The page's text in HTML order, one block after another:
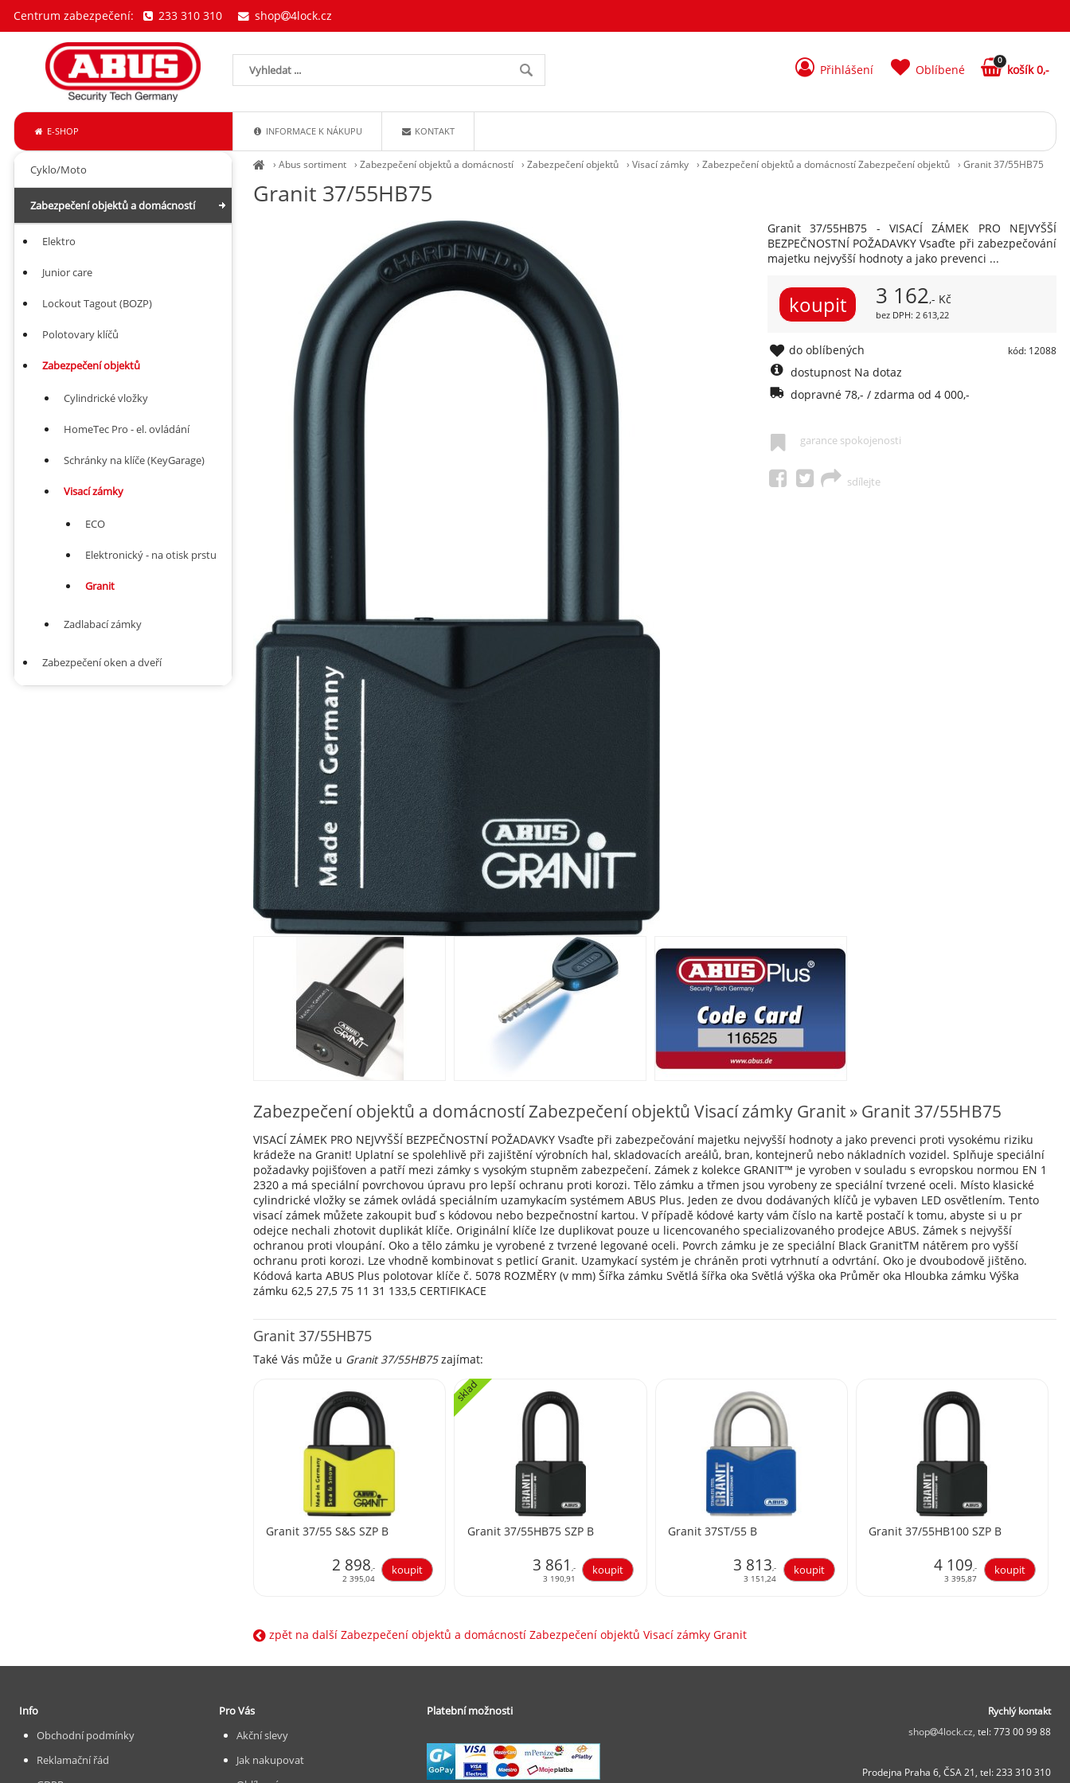
›Abus sortiment ›Zabezpečení objektů a domácností ›Zabezpečení objektů ›Visací zámky ›Zabezpečení objektů a domácností Zabezpečení objektů ›Granit 37/55HB75
Granit 37/55HB75
Granit 37/55HB75 - VISACÍ ZÁMEK PRO NEJVYŠŠÍ
BEZPEČNOSTNÍ POŽADAVKY Vsaďte při zabezpečování
majetku nejvyšší hodnoty a jako prevenci ...
3 162,- Kč
bez DPH: 2 613,22
kód: 12088
do oblíbených
dostupnost Na dotaz
dopravné 78,- / zdarma od 4 000,-
garance spokojenosti
sdílejte
Zabezpečení objektů a domácností Zabezpečení objektů Visací zámky Granit » Granit 37/55HB75
VISACÍ ZÁMEK PRO NEJVYŠŠÍ BEZPEČNOSTNÍ POŽADAVKY Vsaďte při zabezpečování majetku nejvyšší hodnoty a jako prevenci proti vysokému riziku
krádeže na Granit! Uplatní se spolehlivě při zajištění výrobních hal, skladovacích areálů, bran, kontejnerů nebo nákladních vozidel. Splňuje speciální
požadavky pojišťoven a patří mezi zámky s vysokým stupněm zabezpečení. Zámek z kolekce GRANIT™ je vyroben v souladu s evropskou normou EN 1
2320 a má speciální povrchovou úpravu pro lepší ochranu proti korozi. Tělo zámku a třmen jsou vyrobeny ze speciální tvrzené oceli. Místo klasické
cylindrické vložky se zámek ovládá speciálním uzamykacím systémem ABUS Plus. Jeden ze dvou dodávaných klíčů je vybaven LED osvětlením. Tento
visací zámek můžete zakoupit buď s kódovou nebo bezpečnostní kartou. V případě kódové karty vám číslo na kartě postačí k tomu, abyste si u pr
odejce nechali zhotovit duplikát klíče. Originální klíče lze duplikovat pouze u licencovaného specializovaného prodejce ABUS. Zámek s nejvyšší
ochranou proti vloupání. Oko a tělo zámku je vyrobené z tvrzené legované oceli. Povrch zámku je ze speciální Black GranitTM nátěrem pro vyšší
ochranu proti korozi. Lze vhodně kombinovat s petlicí Granit. Uzamykací systém je chráněn proti vytrhnutí a odvrtání. Oko je dvoubodově jištěno.
Kódová karta ABUS Plus polotovar klíče č. 5078 ROZMĚRY (v mm) Šířka zámku Světlá šířka oka Světlá výška oka Průměr oka Hloubka zámku Výška
zámku 62,5 27,5 75 11 31 133,5 CERTIFIKACE
Granit 37/55HB75
Také Vás může u Granit 37/55HB75zajímat:
Granit 37/55 S&S SZP B
2 898,-
2 395,04
Granit 37/55HB75 SZP B
sklad
3 861,-
3 190,91
Granit 37ST/55 B
3 813,-
3 151,24
Granit 37/55HB100 SZP B
4 109,-
3 395,87
zpět na další Zabezpečení objektů a domácností Zabezpečení objektů Visací zámky Granit
Cyklo/Moto
Zabezpečení objektů a domácností
Elektro
Junior care
Lockout Tagout (BOZP)
Polotovary klíčů
Zabezpečení objektů
Cylindrické vložky
HomeTec Pro - el. ovládání
Schránky na klíče (KeyGarage)
Visací zámky
ECO
Elektronický - na otisk prstu
Granit
Zadlabací zámky
Zabezpečení oken a dveří
E-SHOP INFORMACE K NÁKUPU KONTAKT
Přihlášení Oblíbené
0
košík 0,-
Centrum zabezpečení: 233 310 310 shop 4lock.cz
Rychlý kontakt
shop
4lock.cz, tel: 773 00 99 88
Prodejna Praha 6, ČSA 21, tel: 233 310 310
Info
Obchodní podmínky
Reklamační řád
Pro Vás
Akční slevy
Jak nakupovat
Platební možnosti